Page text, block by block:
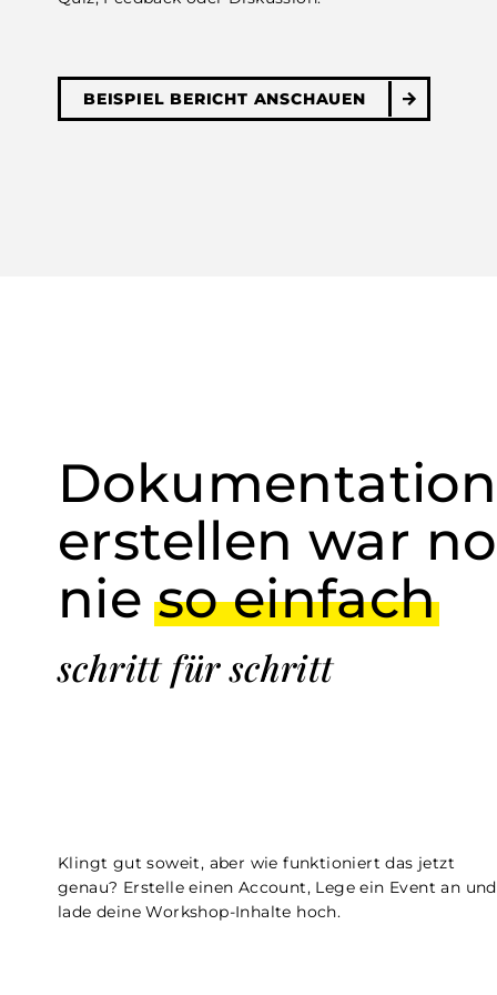
BEISPIEL BERICHT ANSCHAUEN
erstellen war
nieso einfach
schritt für schritt
Klingt gut soweit, aber wie funktioniert das jetzt
genau? Erstelle einen Account, Lege ein Event an und
lade deine Workshop-Inhalte hoch.